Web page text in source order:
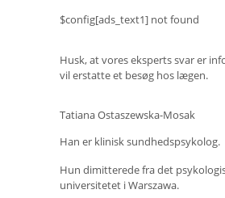
$config[ads_text1] not found
Husk, at vores eksperts svar er
vil erstatte et besøg hos lægen.
Tatiana Ostaszewska-Mosak
Han er klinisk sundhedspsykolog.
Hun dimitterede fra det
universitetet i Warszawa.